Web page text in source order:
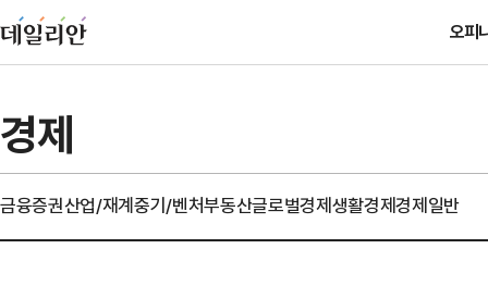
오피
경제
금융증권산업/재계중기/벤처부동산글로벌경제생활경제경제일반